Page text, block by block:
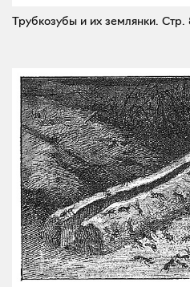
Трубкозубы и их землянки. Стр.